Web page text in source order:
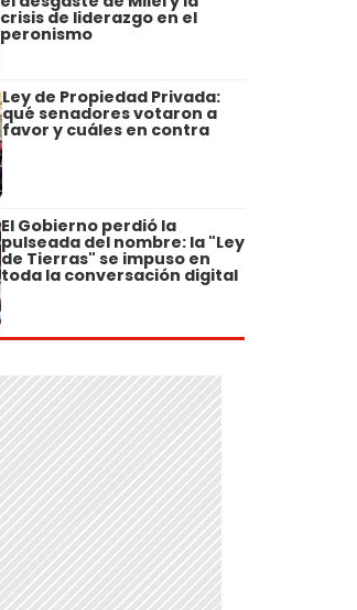
crisis de liderazgo en el
peronismo
Ley de Propiedad Privada:
qué senadores votaron a
favor y cuáles en contra
El Gobierno perdió la
pulseada del nombre: la "Ley
de Tierras" se impuso en
toda la conversación digital